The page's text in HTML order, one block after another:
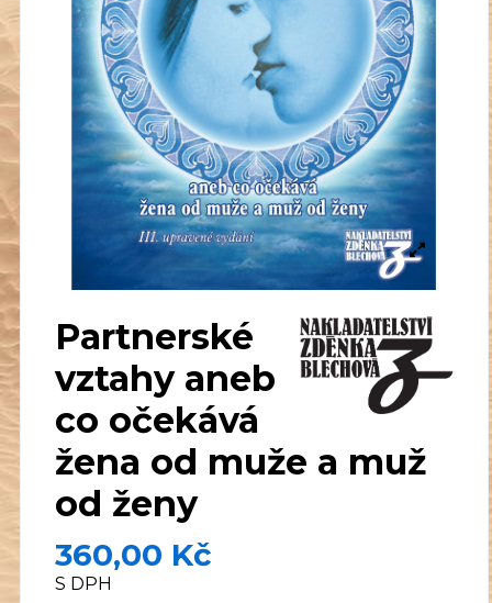
Partnerské
vztahy aneb
co očekává
žena od muže a muž
od ženy
360,00 Kč
S DPH